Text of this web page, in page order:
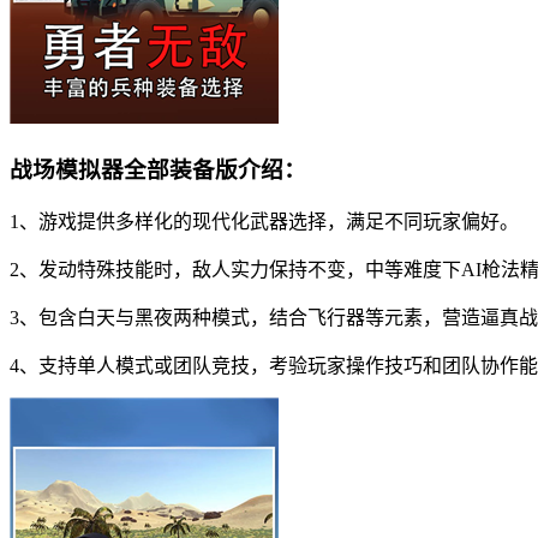
战场模拟器全部装备版介绍：
1、游戏提供多样化的现代化武器选择，满足不同玩家偏好。
2、发动特殊技能时，敌人实力保持不变，中等难度下AI枪法精
3、包含白天与黑夜两种模式，结合飞行器等元素，营造逼真战
4、支持单人模式或团队竞技，考验玩家操作技巧和团队协作能